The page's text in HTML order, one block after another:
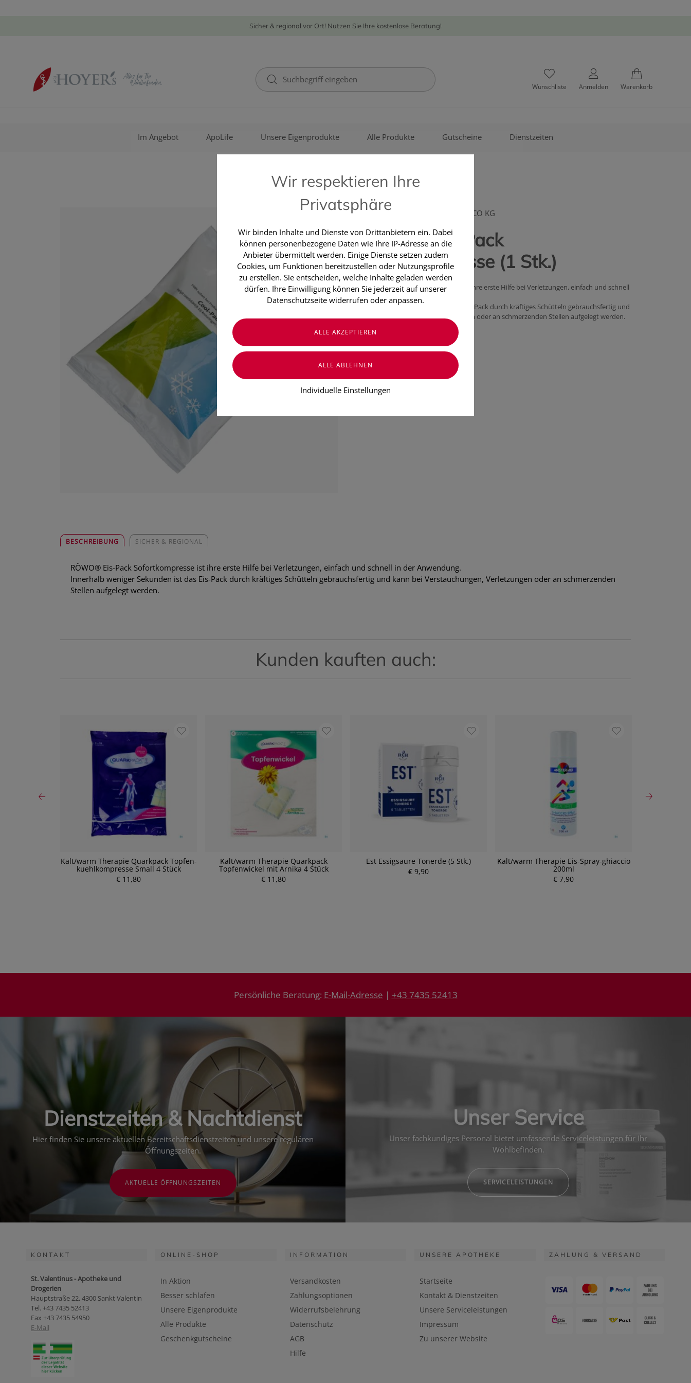
Sicher & regional vor Ort! Nutzen Sie Ihre kostenlose Beratung!
Wunschliste Anmelden Warenkorb
Im Angebot ApoLife Unsere Eigenprodukte Alle Produkte Gutscheine Dienstzeiten
EIMERMACHER HANDELSGMBH &CO KG
RÖWO® Eis-Pack
Sofortkompresse (1 Stk.)
RÖWO® Eis-Pack Sofortkompresse ist ihre erste Hilfe bei Verletzungen, einfach und schnell
in der Anwendung.
Innerhalb weniger Sekunden ist das Eis-Pack durch kräftiges Schütteln gebrauchsfertig und
kann bei Verstauchungen, Verletzungen oder an schmerzenden Stellen aufgelegt werden.
€ 3,00
€ 3,00/ Stück
Preis inkl. MwSt.
BESCHREIBUNG SICHER & REGIONAL
RÖWO® Eis-Pack Sofortkompresse ist ihre erste Hilfe bei Verletzungen, einfach und schnell in der Anwendung.
Innerhalb weniger Sekunden ist das Eis-Pack durch kräftiges Schütteln gebrauchsfertig und kann bei Verstauchungen, Verletzungen oder an schmerzenden
Stellen aufgelegt werden.
Kunden kauften auch:
Kalt/warm Therapie Quarkpack Topfen-
kuehlkompresse Small 4 Stück
€ 11,80
Kalt/warm Therapie Quarkpack
Topfenwickel mit Arnika 4 Stück
€ 11,80
Est Essigsaure Tonerde (5 Stk.)
€ 9,90
Kalt/warm Therapie Eis-Spray-ghiaccio
200ml
€ 7,90
Wir respektieren Ihre
Privatsphäre
Wir binden Inhalte und Dienste von Drittanbietern ein. Dabei
können personenbezogene Daten wie Ihre IP-Adresse an die
Anbieter übermittelt werden. Einige Dienste setzen zudem
Cookies, um Funktionen bereitzustellen oder Nutzungsprofile
zu erstellen. Sie entscheiden, welche Inhalte geladen werden
dürfen. Ihre Einwilligung können Sie jederzeit auf unserer
Datenschutzseite widerrufen oder anpassen.
Individuelle Einstellungen
Persönliche Beratung: E-Mail-Adresse | +43 7435 52413
Dienstzeiten & Nachtdienst
Hier finden Sie unsere aktuellen Bereitschaftsdienstzeiten und unsere regulären
Öffnungszeiten.
AKTUELLE ÖFFNUNGSZEITEN
Unser Service
Unser fachkundiges Personal bietet umfassende Serviceleistungen für Ihr
Wohlbefinden.
SERVICELEISTUNGEN
KONTAKT
St. Valentinus - Apotheke und
Drogerien
Hauptstraße 22, 4300 Sankt Valentin
Tel. +43 7435 52413
Fax +43 7435 54950
E-Mail
ONLINE-SHOP
In Aktion
Besser schlafen
Unsere Eigenprodukte
Alle Produkte
Geschenkgutscheine
INFORMATION
Versandkosten
Zahlungsoptionen
Widerrufsbelehrung
Datenschutz
AGB
Hilfe
UNSERE APOTHEKE
Startseite
Kontakt & Dienstzeiten
Unsere Serviceleistungen
Impressum
Zu unserer Website
ZAHLUNG & VERSAND